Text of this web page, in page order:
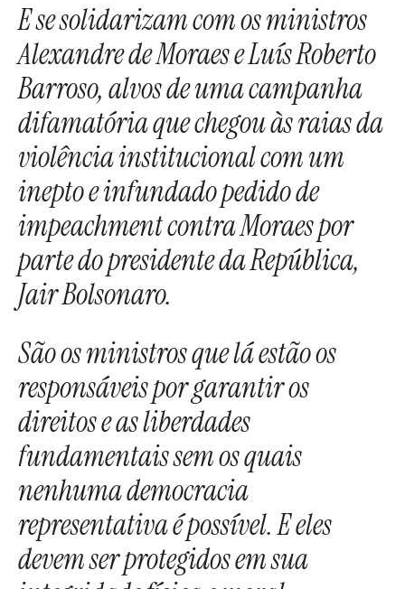
E se solidarizam com os ministros
Alexandre de Moraes e Luís Roberto
Barroso, alvos de uma campanha
difamatória que chegou às raias da
violência institucional com um
inepto e infundado pedido de
impeachment contra Moraes por
parte do presidente da República,
Jair Bolsonaro.
São os ministros que lá estão os
responsáveis por garantir os
direitos e as liberdades
fundamentais sem os quais
nenhuma democracia
representativa é possível. E eles
devem ser protegidos em sua